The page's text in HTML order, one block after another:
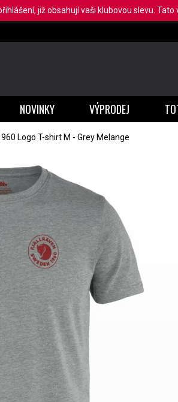
NOVINKY VÝPRODEJ
Logo T-shirt M - Grey Melange
již obsahují vaši klubovou slevu.